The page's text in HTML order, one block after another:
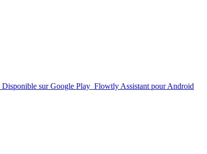
Disponible sur Google Play Flowtly Assistant pour Android